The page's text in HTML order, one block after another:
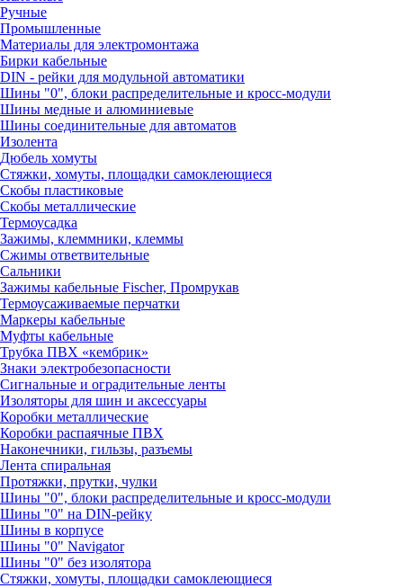
Ручные
Промышленные
Материалы для электромонтажа
Бирки кабельные
DIN - рейки для модульной автоматики
Шины "0", блоки распределительные и кросс-модули
Шины медные и алюминиевые
Шины соединительные для автоматов
Изолента
Дюбель хомуты
Стяжки, хомуты, площадки самоклеющиеся
Скобы пластиковые
Скобы металлические
Термоусадка
Зажимы, клеммники, клеммы
Сжимы ответвительные
Сальники
Зажимы кабельные Fischer, Промрукав
Термоусаживаемые перчатки
Маркеры кабельные
Муфты кабельные
Трубка ПВХ «кембрик»
Знаки электробезопасности
Сигнальные и оградительные ленты
Изоляторы для шин и аксессуары
Коробки металлические
Коробки распаячные ПВХ
Наконечники, гильзы, разъемы
Лента спиральная
Протяжки, прутки, чулки
Шины "0", блоки распределительные и кросс-модули
Шины "0" на DIN-рейку
Шины в корпусе
Шины "0" Navigator
Шины "0" без изолятора
Стяжки, хомуты, площадки самоклеющиеся